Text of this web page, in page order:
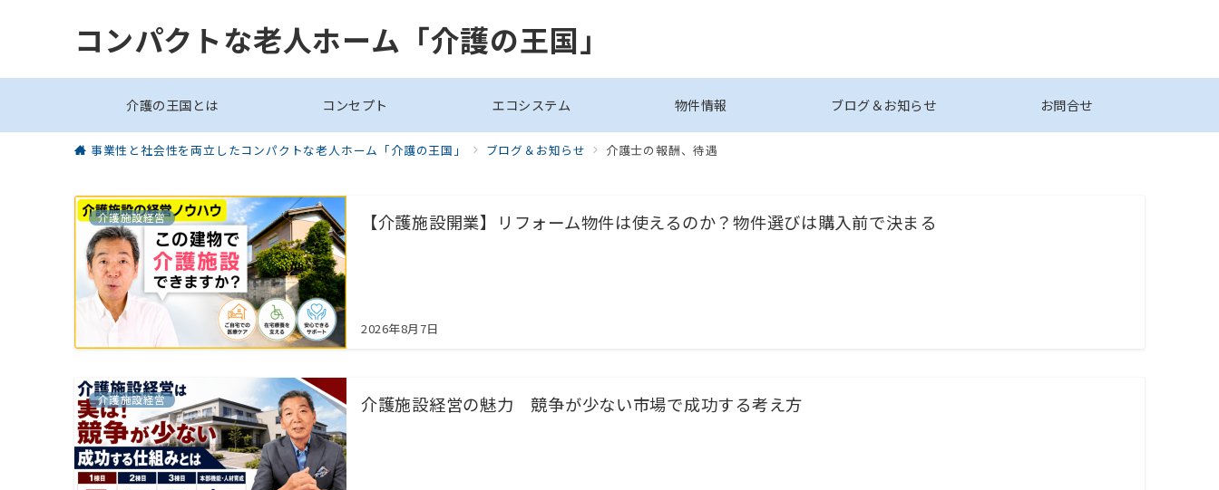
コンパクトな老人ホーム「介護の王国」
介護の王国とは コンセプト エコシステム 物件情報 ブログ＆お知らせ お問合せ
事業性と社会性を両立したコンパクトな老人ホーム「介護の王国」 ブログ＆お知らせ 介護士の報酬、待遇
介護施設経営 【介護施設開業】リフォーム物件は使えるのか？物件選びは購入前で決まる
2026年8月7日
介護施設経営 介護施設経営の魅力 競争が少ない市場で成功する考え方